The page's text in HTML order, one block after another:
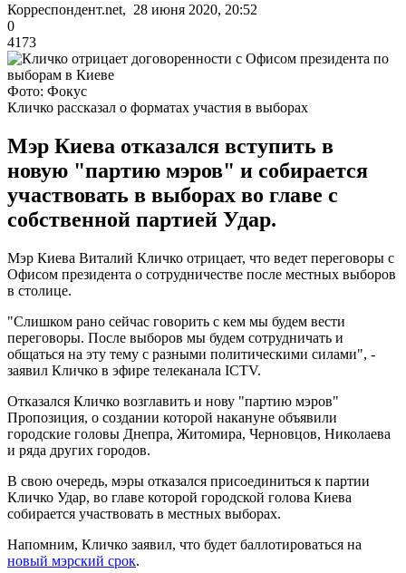
Корреспондент.net, 28 июня 2020, 20:52
0
4173
Фото: Фокус
Кличко рассказал о форматах участия в выборах
Мэр Киева отказался вступить в
новую "партию мэров" и собирается
участвовать в выборах во главе с
собственной партией Удар.
Мэр Киева Виталий Кличко отрицает, что ведет переговоры с
Офисом президента о сотрудничестве после местных выборов
в столице.
"Слишком рано сейчас говорить с кем мы будем вести
переговоры. После выборов мы будем сотрудничать и
общаться на эту тему с разными политическими силами", -
заявил Кличко в эфире телеканала ICTV.
Отказался Кличко возглавить и нову "партию мэров"
Пропозиция, о создании которой накануне объявили
городские головы Днепра, Житомира, Черновцов, Николаева
и ряда других городов.
В свою очередь, мэры отказался присоединиться к партии
Кличко Удар, во главе которой городской голова Киева
собирается участвовать в местных выборах.
Напомним, Кличко заявил, что будет баллотироваться на
новый мэрский срок.